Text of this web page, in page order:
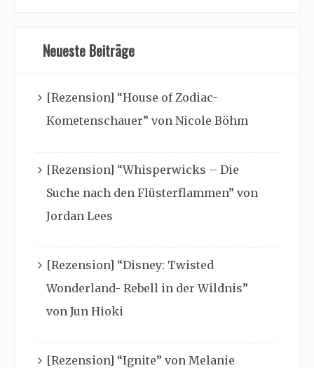
Neueste Beiträge
[Rezension] “House of Zodiac-
Kometenschauer” von Nicole Böhm
[Rezension] “Whisperwicks – Die
Suche nach den Flüsterflammen” von
Jordan Lees
[Rezension] “Disney: Twisted
Wonderland- Rebell in der Wildnis”
von Jun Hioki
[Rezension] “Ignite” von Melanie